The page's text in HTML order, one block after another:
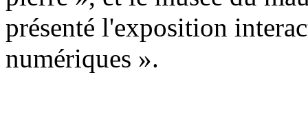
présenté l'exposition
numériques ».